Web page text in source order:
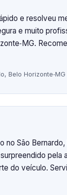
e resolveu
e muito
Belo Horizonte‑MG
no São Bernardo,
pela
do veículo.